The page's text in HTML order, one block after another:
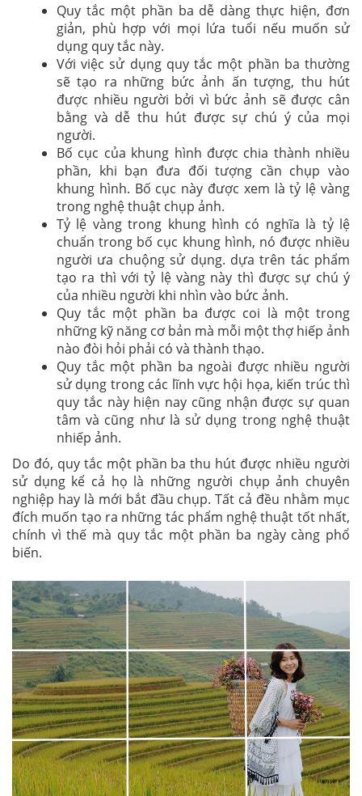
Quy tắc một phần ba dễ dàng thực hiện, đơn
giản, phù hợp với mọi lứa tuổi nếu muốn sử
dụng quy tắc này.
Với việc sử dụng quy tắc một phần ba thường
sẽ tạo ra những bức ảnh ấn tượng, thu hút
được nhiều người bởi vì bức ảnh sẽ được cân
bằng và dễ thu hút được sự chú ý của mọi
người.
Bố cục của khung hình được chia thành nhiều
phần, khi bạn đưa đối tượng cần chụp vào
khung hình. Bố cục này được xem là tỷ lệ vàng
trong nghệ thuật chụp ảnh.
Tỷ lệ vàng trong khung hình có nghĩa là tỷ lệ
chuẩn trong bố cục khung hình, nó được nhiều
người ưa chuộng sử dụng. dựa trên tác phẩm
tạo ra thì với tỷ lệ vàng này thì được sự chú ý
của nhiều người khi nhìn vào bức ảnh.
Quy tắc một phần ba được coi là một trong
những kỹ năng cơ bản mà mỗi một thợ hiếp ảnh
nào đòi hỏi phải có và thành thạo.
Quy tắc một phần ba ngoài được nhiều người
sử dụng trong các lĩnh vực hội họa, kiến trúc thì
quy tắc này hiện nay cũng nhận được sự quan
tâm và cũng như là sử dụng trong nghệ thuật
nhiếp ảnh.
Do đó, quy tắc một phần ba thu hút được nhiều người
sử dụng kể cả họ là những người chụp ảnh chuyên
nghiệp hay là mới bắt đầu chụp. Tất cả đều nhằm mục
đích muốn tạo ra những tác phẩm nghệ thuật tốt nhất,
chính vì thế mà quy tắc một phần ba ngày càng phổ
biến.